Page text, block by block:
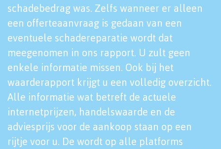
schadebedrag was. Zelfs wanneer er alleen
een offerteaanvraag is gedaan van een
eventuele schadereparatie wordt dat
meegenomen in ons rapport. U zult geen
enkele informatie missen. Ook bij het
waarderapport krijgt u een volledig overzicht.
Alle informatie wat betreft de actuele
internetprijzen, handelswaarde en de
adviesprijs voor de aankoop staan op een
rijtje voor u. De wordt op alle platforms